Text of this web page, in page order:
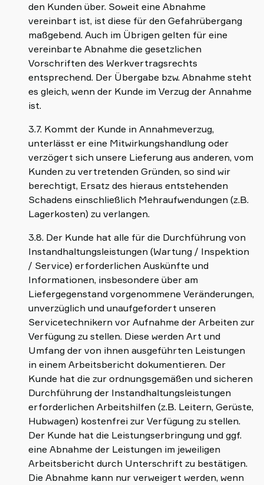
den Kunden über. Soweit eine Abnahme
vereinbart ist, ist diese für den Gefahrübergang
maßgebend. Auch im Übrigen gelten für eine
vereinbarte Abnahme die gesetzlichen
Vorschriften des Werkvertragsrechts
entsprechend. Der Übergabe bzw. Abnahme steht
es gleich, wenn der Kunde im Verzug der Annahme
ist.
3.7. Kommt der Kunde in Annahmeverzug,
unterlässt er eine Mitwirkungshandlung oder
verzögert sich unsere Lieferung aus anderen, vom
Kunden zu vertretenden Gründen, so sind wir
berechtigt, Ersatz des hieraus entstehenden
Schadens einschließlich Mehraufwendungen (z.B.
Lagerkosten) zu verlangen.
3.8. Der Kunde hat alle für die Durchführung von
Instandhaltungsleistungen (Wartung / Inspektion
/ Service) erforderlichen Auskünfte und
Informationen, insbesondere über am
Liefergegenstand vorgenommene Veränderungen,
unverzüglich und unaufgefordert unseren
Servicetechnikern vor Aufnahme der Arbeiten zur
Verfügung zu stellen. Diese werden Art und
Umfang der von ihnen ausgeführten Leistungen
in einem Arbeitsbericht dokumentieren. Der
Kunde hat die zur ordnungsgemäßen und sicheren
Durchführung der Instandhaltungsleistungen
erforderlichen Arbeitshilfen (z.B. Leitern, Gerüste,
Hubwagen) kostenfrei zur Verfügung zu stellen.
Der Kunde hat die Leistungserbringung und ggf.
eine Abnahme der Leistungen im jeweiligen
Arbeitsbericht durch Unterschrift zu bestätigen.
Die Abnahme kann nur verweigert werden, wenn